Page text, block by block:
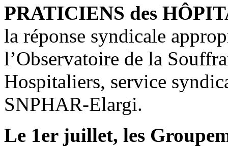
PRATICIENS des
la réponse syndicale
l’Observatoire de la
Hospitaliers, service
SNPHAR-Elargi.
Le 1er juillet, les